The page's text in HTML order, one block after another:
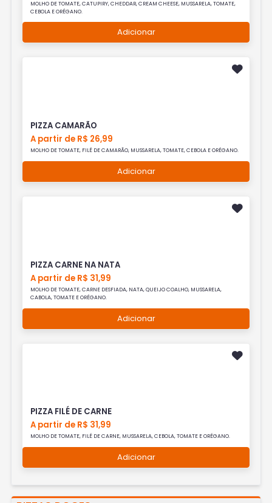
MOLHO DE TOMATE, CATUPIRY, CHEDDAR, CREAM CHEESE, MUSSARELA, TOMATE,
CEBOLA E ORÉGANO.
Adicionar
PIZZA CAMARÃO
A partir de R$ 26,99
MOLHO DE TOMATE, FILÉ DE CAMARÃO, MUSSARELA, TOMATE, CEBOLA E ORÉGANO.
Adicionar
PIZZA CARNE NA NATA
A partir de R$ 31,99
MOLHO DE TOMATE, CARNE DESFIADA, NATA, QUEIJO COALHO, MUSSARELA,
CABOLA, TOMATE E ORÉGANO.
Adicionar
PIZZA FILÉ DE CARNE
A partir de R$ 31,99
MOLHO DE TOMATE, FILÉ DE CARNE, MUSSARELA, CEBOLA, TOMATE E ORÉGANO.
Adicionar